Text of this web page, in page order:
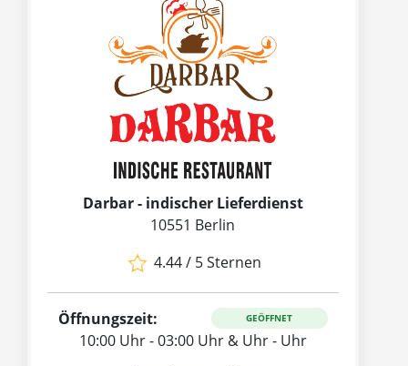
Darbar - indischer Lieferdienst
10551 Berlin
4.44 / 5 Sternen
Öffnungszeit: GEÖFFNET
10:00 Uhr - 03:00 Uhr & Uhr - Uhr